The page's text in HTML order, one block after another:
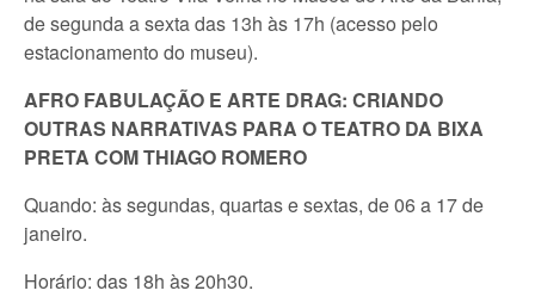
de segunda a sexta das 13h às 17h (acesso pelo
estacionamento do museu).
AFRO FABULAÇÃO E ARTE DRAG: CRIANDO
OUTRAS NARRATIVAS PARA O TEATRO DA BIXA
PRETA COM THIAGO ROMERO
Quando: às segundas, quartas e sextas, de 06 a 17 de
janeiro.
Horário: das 18h às 20h30.